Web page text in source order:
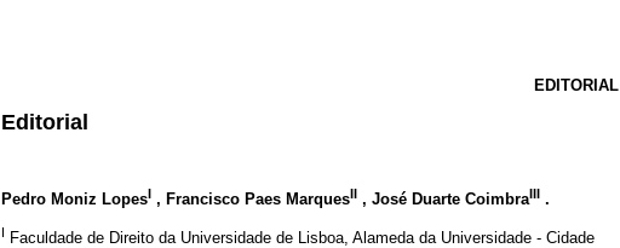
EDITORIAL
Editorial
Pedro Moniz LopesI , Francisco Paes MarquesII , José Duarte CoimbraIII .
I Faculdade de Direito da Universidade de Lisboa, Alameda da Universidade - Cidade